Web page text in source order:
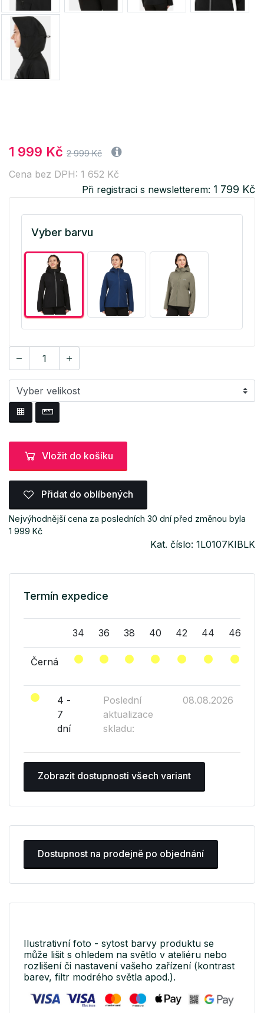
1 999 Kč 2 999 Kč
Cena bez DPH: 1 652 Kč
Při registraci s newsletterem: 1 799 Kč
Vyber barvu
Vložit do košíku
Přidat do oblíbených
Nejvýhodnější cena za posledních 30 dní před změnou byla
1 999 Kč
Kat. číslo: 1L0107KIBLK
Termín expedice
34 36 38 40 42 44 46
Černá
4 -
7
dní
Poslední
aktualizace
skladu:
08.08.2026
Zobrazit dostupnosti všech variant
Dostupnost na prodejně po objednání
Ilustrativní foto - sytost barvy produktu se
může lišit s ohledem na světlo v ateliéru nebo
rozlišení či nastavení vašeho zařízení (kontrast
barev, filtr modrého světla apod.).